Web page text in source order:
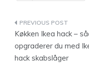
Køkken Ikea hack –
opgraderer du med
hack skabslåger